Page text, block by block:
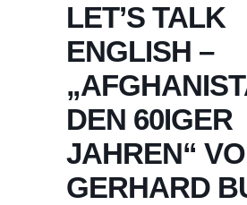
LET’S TALK
ENGLISH –
DEN 60IGER
JAHREN“
GERHARD